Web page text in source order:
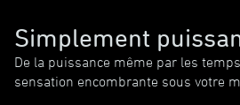
Simplement
De la puissance même par les
sensation encombrante sous votre